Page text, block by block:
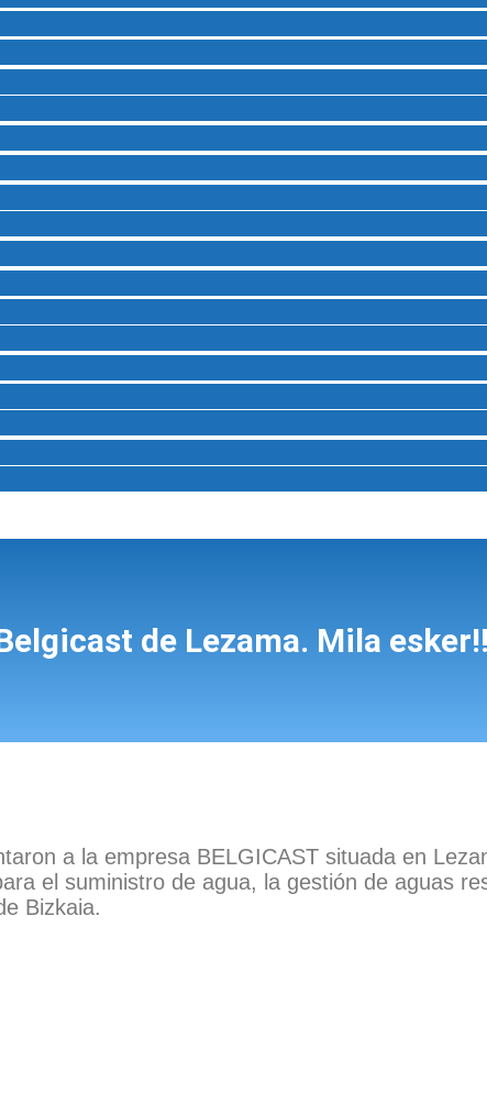
de Lezama. Mila
a la empresa BELGICAST situada en
el suministro de agua, la gestión de aguas
Bizkaia.